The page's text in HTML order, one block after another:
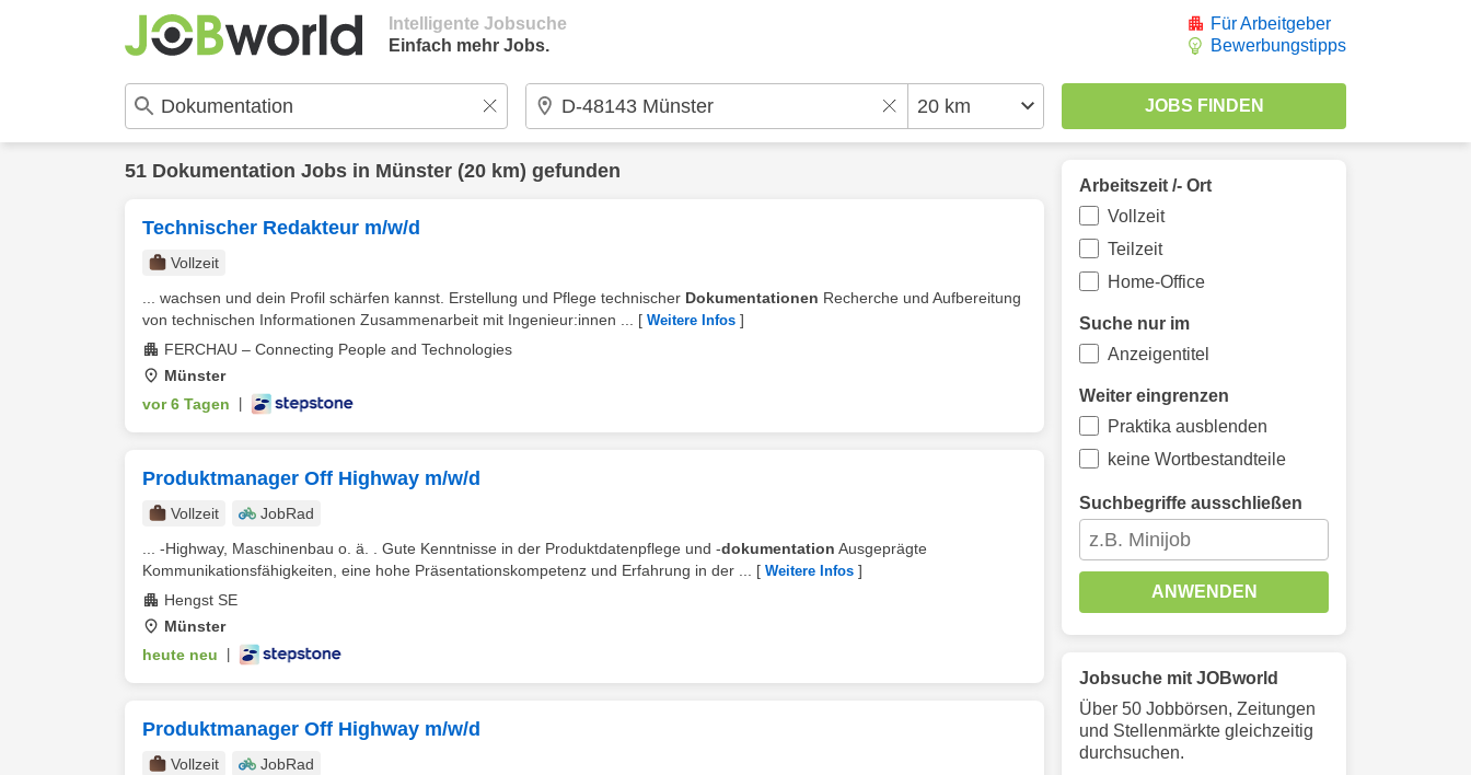
Intelligente Jobsuche
Einfach mehr Jobs.
Für Arbeitgeber
Bewerbungstipps
51 Dokumentation Jobs in Münster (20 km) gefunden
Technischer Redakteur m/w/d
Vollzeit
... wachsen und dein Profil schärfen kannst. Erstellung und Pflege technischer Dokumentationen Recherche und Aufbereitung
von technischen Informationen Zusammenarbeit mit Ingenieur:innen ...
[ Weitere Infos ]
FERCHAU – Connecting People and Technologies
Münster
vor 6 Tagen
Produktmanager Off Highway m/w/d
Vollzeit
JobRad
... -Highway, Maschinenbau o. ä. . Gute Kenntnisse in der Produktdatenpflege und -dokumentation Ausgeprägte
Kommunikationsfähigkeiten, eine hohe Präsentationskompetenz und Erfahrung in der ...
[ Weitere Infos ]
Hengst SE
Münster
heute neu
Produktmanager Off Highway m/w/d
Vollzeit
JobRad
Arbeitszeit /- Ort
Vollzeit
Teilzeit
Home-Office
Suche nur im
Anzeigentitel
Weiter eingrenzen
Praktika ausblenden
keine Wortbestandteile
Suchbegriffe ausschließen
ANWENDEN
Jobsuche mit JOBworld
Über 50 Jobbörsen, Zeitungen
und Stellenmärkte gleichzeitig
durchsuchen.